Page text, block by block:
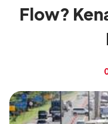
Flow?